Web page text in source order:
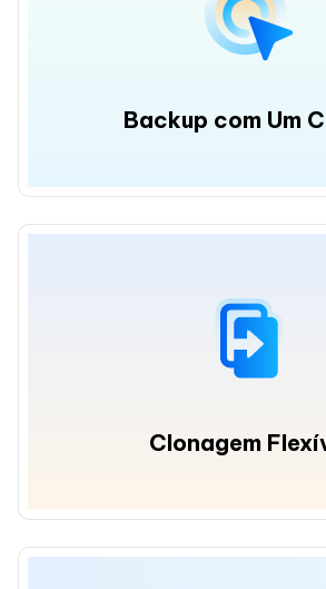
Backup com Um
Clonagem